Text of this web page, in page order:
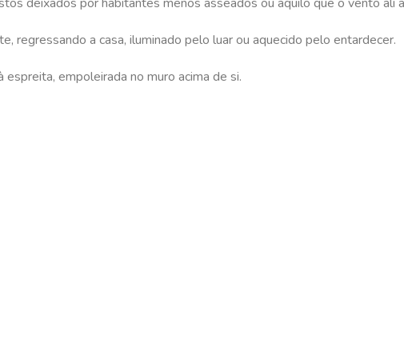
regressando a casa, iluminado pelo luar ou aquecido pelo entardecer.
empoleirada no muro acima de si.